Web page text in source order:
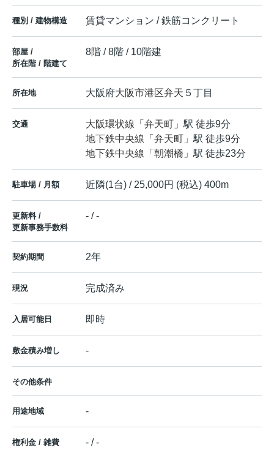
種別 / 建物構造 賃貸マンション / 鉄筋コンクリート
部屋 /
所在階 / 階建て
8階 / 8階 / 10階建
所在地 大阪府大阪市港区弁天 ５丁目
交通 大阪環状線 「 弁天町 」駅 徒歩9分
地下鉄中央線 「 弁天町 」駅 徒歩9分
地下鉄中央線 「 朝潮橋 」駅 徒歩23分
駐車場 / 月額 近隣(1台) / 25,000円 (税込) 400m
更新料 /
更新事務手数料
- / -
契約期間 2年
現況 完成済み
入居可能日 即時
敷金積み増し -
その他条件
用途地域 -
権利金 / 雑費 - / -